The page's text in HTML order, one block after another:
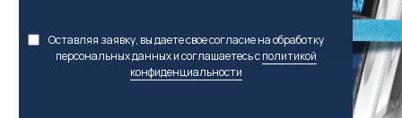
Оставляя заявку, вы даете свое согласие на обработку
персональных данных и соглашаетесь сполитикой
конфиденциальности